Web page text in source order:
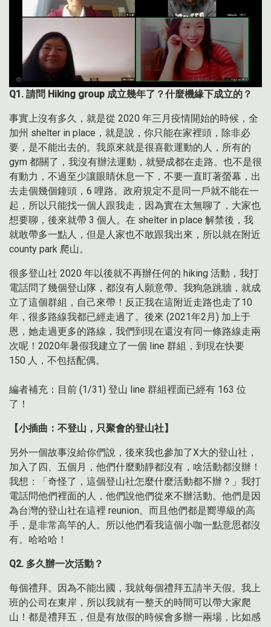
Q1. 請問 Hiking group 成立幾年了？什麼機緣下成立的？
事實上沒有多久，就是從 2020 年三月疫情開始的時候，全
加州 shelter in place，就是說，你只能在家裡頭，除非必
要，是不能出去的。我原來就是很喜歡運動的人，所有的
gym 都關了，我沒有辦法運動，就變成都在走路。也不是很
有動力，不過至少讓眼睛休息一下，不要一直盯著螢幕，出
去走個幾個鐘頭，6 哩路。政府規定不是同一戶就不能在一
起，所以只能找一個人跟我走，因為實在太無聊了，大家也
想要聊，後來就帶 3 個人。在 shelter in place 解禁後，我
就敢帶多一點人，但是人家也不敢跟我出來，所以就在附近
county park 爬山。
很多登山社 2020 年以後就不再辦任何的 hiking 活動，我打
電話問了幾個登山隊，都沒有人願意帶。我狗急跳牆，就成
立了這個群組，自己來帶！反正我在這附近走路也走了10
年，很多路線我都已經走過了。後來 (2021年2月) 加上于
恩，她走過更多的路線，我們到現在還沒有同一條路線走兩
次呢！2020年暑假我建立了一個 line 群組，到現在快要
150 人，不包括配偶。
編者補充：目前 (1/31) 登山 line 群組裡面已經有 163 位
了！
【小插曲：不登山，只聚會的登山社】
另外一個故事沒給你們說，後來我也參加了X大的登山社，
加入了四、五個月，他們什麼動靜都沒有，啥活動都沒辦！
我想：「奇怪了，這個登山社怎麼什麼活動都不辦？」我打
電話問他們裡面的人，他們說他們從來不辦活動。他們是因
為台灣的登山社在這裡 reunion。而且他們都是嚮導級的高
手，是非常高竿的人。所以他們看我這個小咖一點意思都沒
有。哈哈哈！
Q2. 多久辦一次活動？
每個禮拜。因為不能出國，我就每個禮拜五請半天假。我上
班的公司在東岸，所以我就有一整天的時間可以帶大家爬
山！都是禮拜五，但是有放假的時候會多辦一兩場，比如感